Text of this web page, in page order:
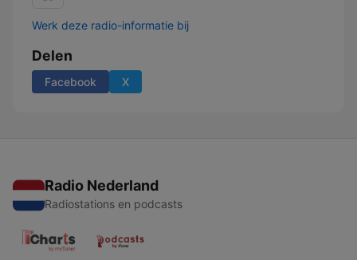
Werk deze radio-informatie bij
Delen
Facebook X
Radio Nederland
Radiostations en podcasts